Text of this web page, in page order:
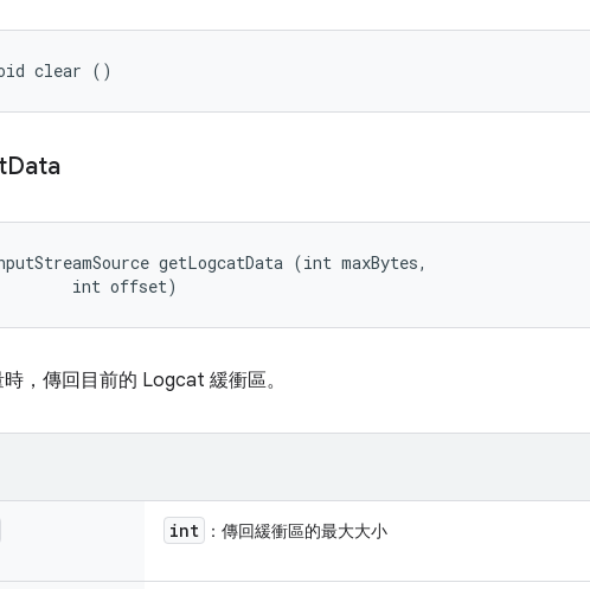
clear ()
Data
getLogcatData (int maxBytes,
int offset)
，傳回目前的 Logcat 緩衝區。
int ：傳回緩衝區的最大大小